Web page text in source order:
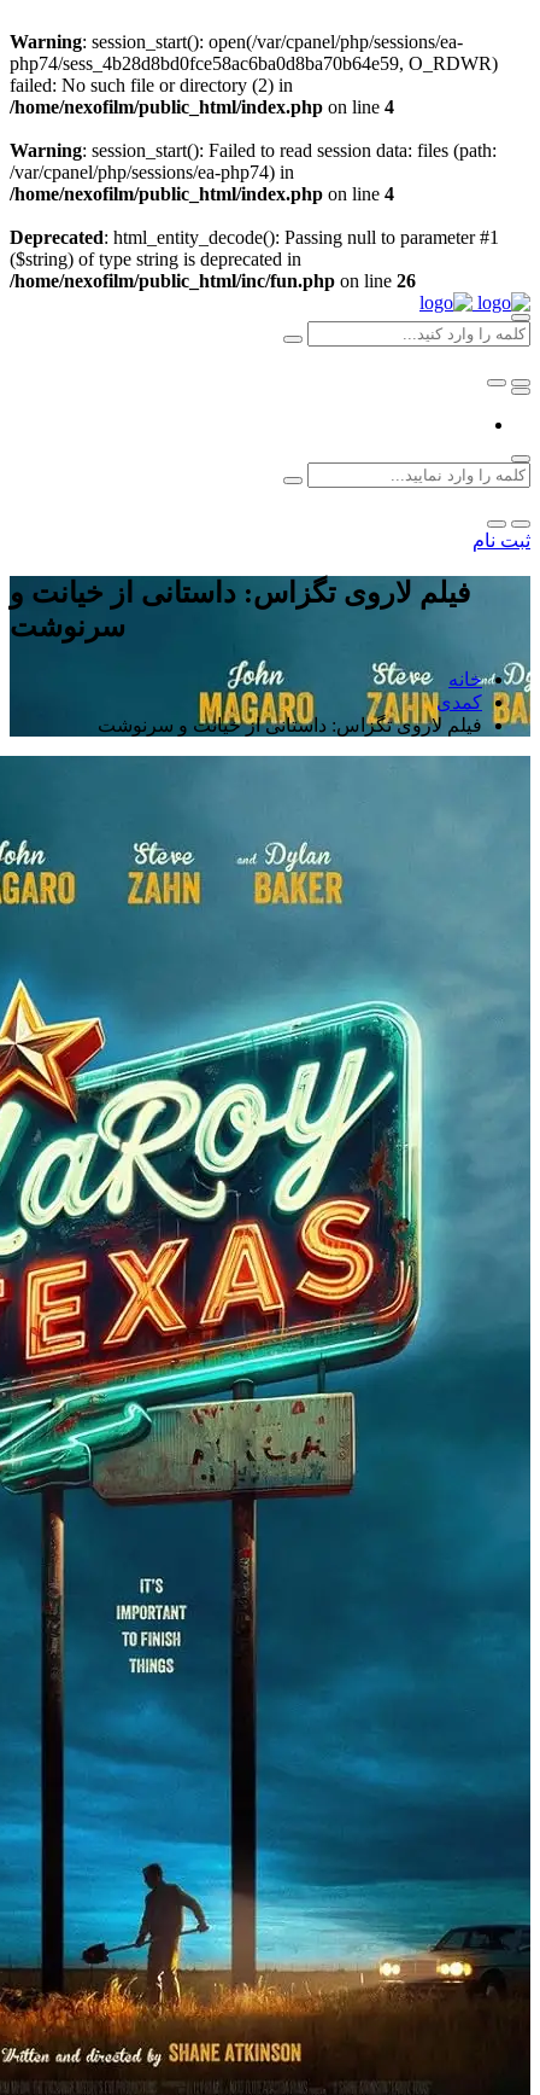
Warning: session_start(): open(/var/cpanel/php/sessions/ea-
php74/sess_4b28d8bd0fce58ac6ba0d8ba70b64e59, O_RDWR)
failed: No such file or directory (2) in
/home/nexofilm/public_html/index.php on line 4
Warning: session_start(): Failed to read session data: files (path:
/var/cpanel/php/sessions/ea-php74) in
/home/nexofilm/public_html/index.php on line 4
Deprecated: html_entity_decode(): Passing null to parameter #1
($string) of type string is deprecated in
/home/nexofilm/public_html/inc/fun.php on line 26
ثبت نام
فیلم لاروی تگزاس: داستانی از خیانت و
سرنوشت
خانه
کمدی
فیلم لاروی تگزاس: داستانی از خیانت و سرنوشت